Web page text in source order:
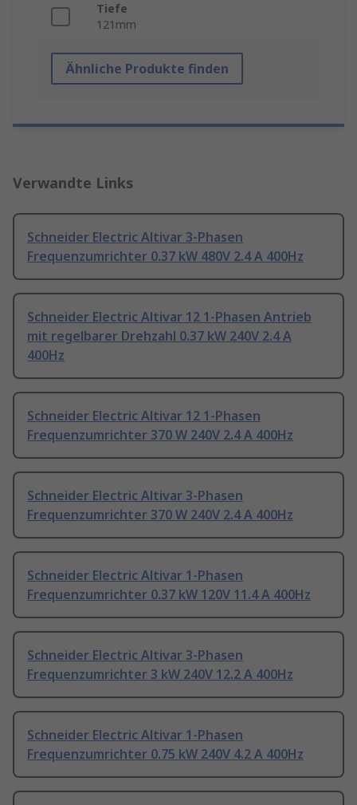
Tiefe
121mm
Ähnliche Produkte finden
Verwandte Links
Schneider Electric Altivar 3-Phasen
Frequenzumrichter 0.37 kW 480V 2.4 A 400Hz
Schneider Electric Altivar 12 1-Phasen Antrieb
mit regelbarer Drehzahl 0.37 kW 240V 2.4 A
400Hz
Schneider Electric Altivar 12 1-Phasen
Frequenzumrichter 370 W 240V 2.4 A 400Hz
Schneider Electric Altivar 3-Phasen
Frequenzumrichter 370 W 240V 2.4 A 400Hz
Schneider Electric Altivar 1-Phasen
Frequenzumrichter 0.37 kW 120V 11.4 A 400Hz
Schneider Electric Altivar 3-Phasen
Frequenzumrichter 3 kW 240V 12.2 A 400Hz
Schneider Electric Altivar 1-Phasen
Frequenzumrichter 0.75 kW 240V 4.2 A 400Hz